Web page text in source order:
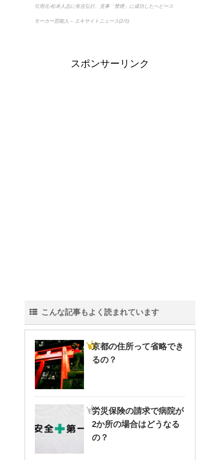
引用元-松本人志に有吉弘行、見事「禁煙」に成功したヘビース
モーカー芸能人 – エキサイトニュース(2/3)
スポンサーリンク
こんな記事もよく読まれています
京都の住所って省略でき
るの？
労災保険の請求で病院が
2か所の場合はどうなる
の？